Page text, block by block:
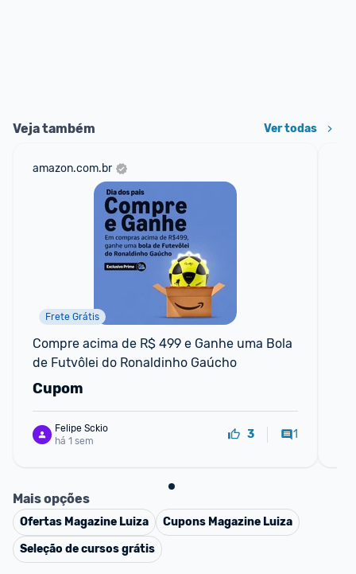
Veja também Ver todas
amazon.com.br
Frete Grátis
Compre acima de R$ 499 e Ganhe uma Bola
de Futvôlei do Ronaldinho Gaúcho
Cupom
Felipe Sckio
há 1 sem
3 1
Mais opções
Ofertas Magazine Luiza Cupons Magazine Luiza
Seleção de cursos grátis